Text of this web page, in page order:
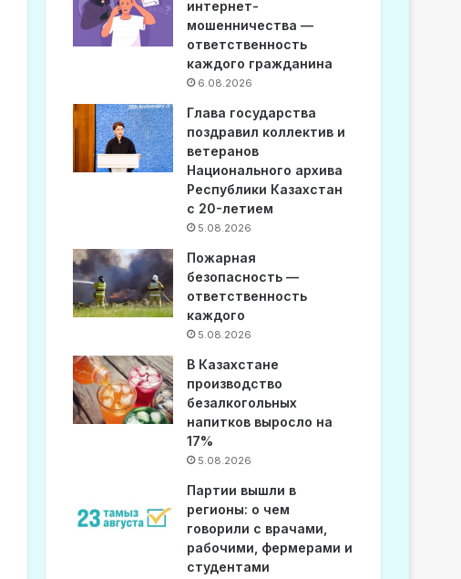
интернет-
мошенничества —
ответственность
каждого гражданина
6.08.2026
Глава государства
поздравил коллектив и
ветеранов
Национального архива
Республики Казахстан
с 20-летием
5.08.2026
Пожарная
безопасность —
ответственность
каждого
5.08.2026
В Казахстане
производство
безалкогольных
напитков выросло на
17%
5.08.2026
Партии вышли в
регионы: о чем
говорили с врачами,
рабочими, фермерами и
студентами